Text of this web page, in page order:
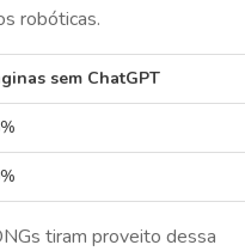
robóticas.
sem ChatGPT
tiram proveito dessa